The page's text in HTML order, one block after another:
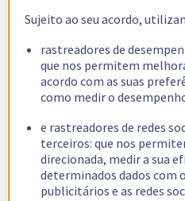
Sujeito ao seu acordo,
rastreadores de
que nos permitem
acordo com as suas
como medir o
e rastreadores de redes
terceiros: que nos
direcionada, medir a sua
determinados dados com
publicitários e as redes